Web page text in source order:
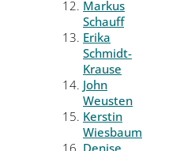
Markus
Schauff
Erika
Schmidt-
Krause
John
Weusten
Kerstin
Wiesbaum
Denise